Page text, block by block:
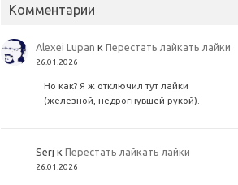
Комментарии
Alexei Lupan к Перестать лайкать лайки
26.01.2026
Но как? Я ж отключил тут лайки
(железной, недрогнувшей рукой).
Serj к Перестать лайкать лайки
26.01.2026